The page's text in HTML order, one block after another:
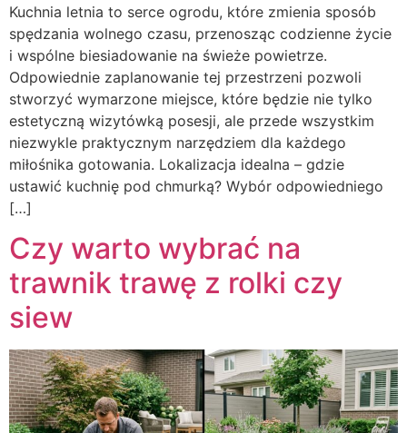
Kuchnia letnia to serce ogrodu, które zmienia sposób
spędzania wolnego czasu, przenosząc codzienne życie
i wspólne biesiadowanie na świeże powietrze.
Odpowiednie zaplanowanie tej przestrzeni pozwoli
stworzyć wymarzone miejsce, które będzie nie tylko
estetyczną wizytówką posesji, ale przede wszystkim
niezwykle praktycznym narzędziem dla każdego
miłośnika gotowania. Lokalizacja idealna – gdzie
ustawić kuchnię pod chmurką? Wybór odpowiedniego
[…]
Czy warto wybrać na
trawnik trawę z rolki czy
siew